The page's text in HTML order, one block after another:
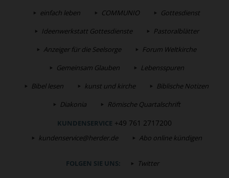
einfach leben
COMMUNIO
Gottesdienst
Ideenwerkstatt Gottesdienste
Pastoralblätter
Anzeiger für die Seelsorge
Forum Weltkirche
Gemeinsam Glauben
Lebensspuren
Bibel lesen
kunst und kirche
Biblische Notizen
Diakonia
Römische Quartalschrift
KUNDENSERVICE +49 761 2717200
kundenservice@herder.de Abo online kündigen
FOLGEN SIE UNS: Twitter